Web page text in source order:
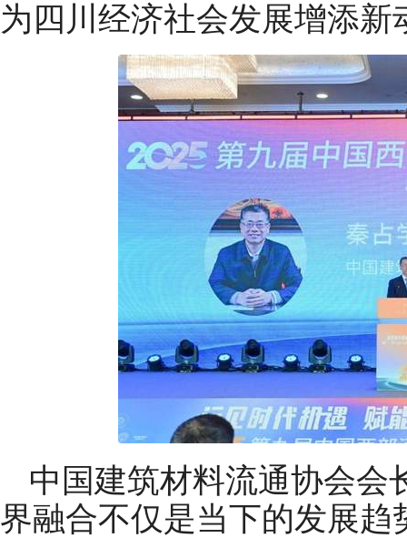
为四川经济社会发展增添新
中国建筑材料流通协会会
界融合不仅是当下的发展